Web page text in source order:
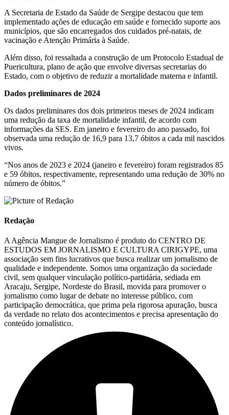
A Secretaria de Estado da Saúde de Sergipe destacou que tem
implementado ações de educação em saúde e fornecido suporte aos
municípios, que são encarregados dos cuidados pré-natais, de
vacinação e Atenção Primária à Saúde.
Além disso, foi ressaltada a construção de um Protocolo Estadual de
Puericultura, plano de ação que envolve diversas secretarias do
Estado, com o objetivo de reduzir a mortalidade materna e infantil.
Dados preliminares de 2024
Os dados preliminares dos dois primeiros meses de 2024 indicam
uma redução da taxa de mortalidade infantil, de acordo com
informações da SES. Em janeiro e fevereiro do ano passado, foi
observada uma redução de 16,9 para 13,7 óbitos a cada mil nascidos
vivos.
“Nos anos de 2023 e 2024 (janeiro e fevereiro) foram registrados 85
e 59 óbitos, respectivamente, representando uma redução de 30% no
número de óbitos.”
Redação
A Agência Mangue de Jornalismo é produto do CENTRO DE
ESTUDOS EM JORNALISMO E CULTURA CIRIGYPE, uma
associação sem fins lucrativos que busca realizar um jornalismo de
qualidade e independente. Somos uma organização da sociedade
civil, sem qualquer vinculação político-partidária, sediada em
Aracaju, Sergipe, Nordeste do Brasil, movida para promover o
jornalismo como lugar de debate no interesse público, com
participação democrática, que prima pela rigorosa apuração, busca
da verdade no relato dos acontecimentos e precisa apresentação do
conteúdo jornalístico.